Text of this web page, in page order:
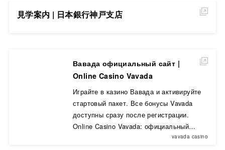
見学案内 | 日本銀行神戸支店
Вавада официальный сайт |
Online Casino Vavada
Играйте в казино Вавада и активируйте
стартовый пакет. Все бонусы Vavada
доступны сразу после регистрации.
Online Casino Vavada: официальный…
vavada casino